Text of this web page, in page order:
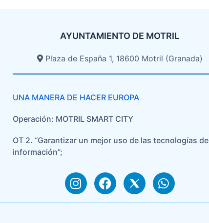
AYUNTAMIENTO DE MOTRIL
Plaza de España 1, 18600 Motril (Granada)​
UNA MANERA DE HACER EUROPA
Operación: MOTRIL SMART CITY
OT 2. “Garantizar un mejor uso de las tecnologías de
información”;